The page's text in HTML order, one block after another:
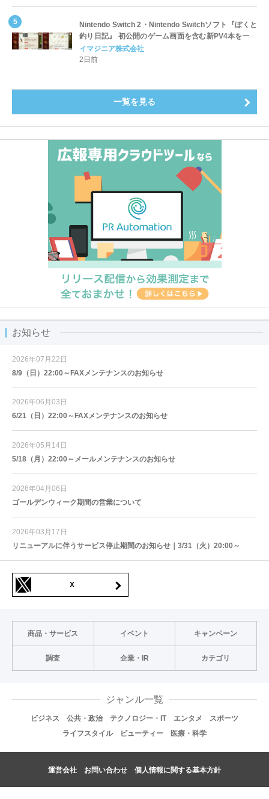
Nintendo Switch 2・Nintendo Switchソフト『ぼくと
釣り日記』 初公開のゲーム画面を含む新PV4本を一挙
公開！
イマジニア株式会社
2日前
一覧を見る
お知らせ
2026年07月22日
8/9（日）22:00～FAXメンテナンスのお知らせ
2026年06月03日
6/21（日）22:00～FAXメンテナンスのお知らせ
2026年05月14日
5/18（月）22:00～メールメンテナンスのお知らせ
2026年04月06日
ゴールデンウィーク期間の営業について
2026年03月17日
リニューアルに伴うサービス停止期間のお知らせ｜3/31（火）20:00～
X
商品・サービス イベント キャンペーン
調査 企業・IR カテゴリ
ジャンル一覧
ビジネス 公共・政治 テクノロジー・IT エンタメ
スポーツ
ライフスタイル
ビューティー 医療・科学
運営会社 お問い合わせ 個人情報に関する基本方針